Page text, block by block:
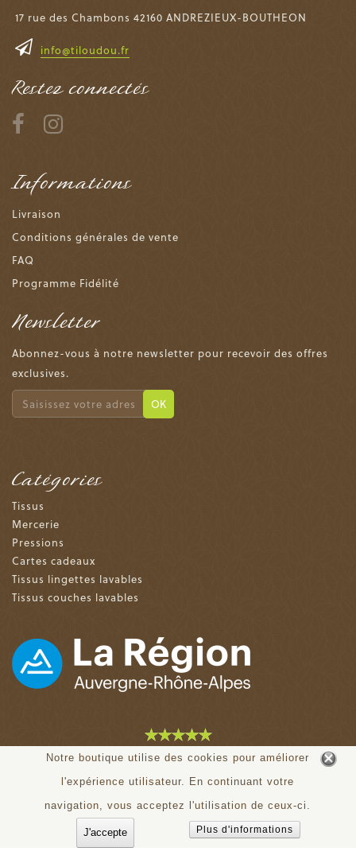
Notre boutique utilise des cookies pour améliorer
l'expérience utilisateur. En continuant votre
navigation, vous acceptez l'utilisation de ceux-ci.
Plus d'informations
17 rue des Chambons 42160 ANDREZIEUX-BOUTHEON
info@tiloudou.fr
Restez connectés
Informations
Livraison
Conditions générales de vente
FAQ
Programme Fidélité
Newsletter
Abonnez-vous à notre newsletter pour recevoir des offres
exclusives.
OK
Catégories
Tissus
Mercerie
Pressions
Cartes cadeaux
Tissus lingettes lavables
Tissus couches lavables
4.9 sur 5 (153 avis)